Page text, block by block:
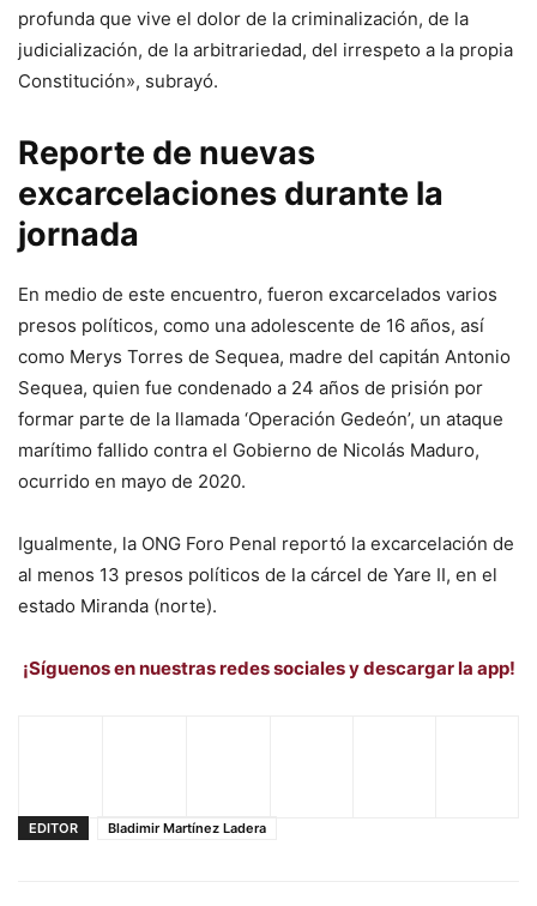
profunda que vive el dolor de la criminalización, de la
judicialización, de la arbitrariedad, del irrespeto a la propia
Constitución», subrayó.
Reporte de nuevas
excarcelaciones durante la
jornada
En medio de este encuentro, fueron excarcelados varios
presos políticos, como una adolescente de 16 años, así
como Merys Torres de Sequea, madre del capitán Antonio
Sequea, quien fue condenado a 24 años de prisión por
formar parte de la llamada ‘Operación Gedeón’, un ataque
marítimo fallido contra el Gobierno de Nicolás Maduro,
ocurrido en mayo de 2020.
Igualmente, la ONG Foro Penal reportó la excarcelación de
al menos 13 presos políticos de la cárcel de Yare II, en el
estado Miranda (norte).
¡Síguenos en nuestras redes sociales y descargar la app!
EDITOR Bladimir Martínez Ladera